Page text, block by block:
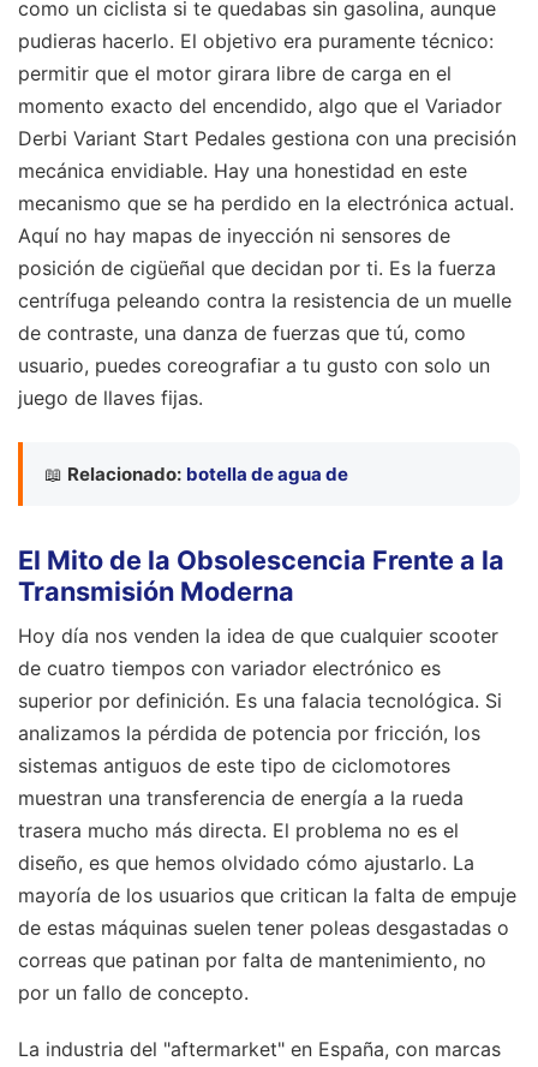
como un ciclista si te quedabas sin gasolina, aunque
pudieras hacerlo. El objetivo era puramente técnico:
permitir que el motor girara libre de carga en el
momento exacto del encendido, algo que el Variador
Derbi Variant Start Pedales gestiona con una precisión
mecánica envidiable. Hay una honestidad en este
mecanismo que se ha perdido en la electrónica actual.
Aquí no hay mapas de inyección ni sensores de
posición de cigüeñal que decidan por ti. Es la fuerza
centrífuga peleando contra la resistencia de un muelle
de contraste, una danza de fuerzas que tú, como
usuario, puedes coreografiar a tu gusto con solo un
juego de llaves fijas.
📖 Relacionado: botella de agua de
El Mito de la Obsolescencia Frente a la
Transmisión Moderna
Hoy día nos venden la idea de que cualquier scooter
de cuatro tiempos con variador electrónico es
superior por definición. Es una falacia tecnológica. Si
analizamos la pérdida de potencia por fricción, los
sistemas antiguos de este tipo de ciclomotores
muestran una transferencia de energía a la rueda
trasera mucho más directa. El problema no es el
diseño, es que hemos olvidado cómo ajustarlo. La
mayoría de los usuarios que critican la falta de empuje
de estas máquinas suelen tener poleas desgastadas o
correas que patinan por falta de mantenimiento, no
por un fallo de concepto.
La industria del "aftermarket" en España, con marcas